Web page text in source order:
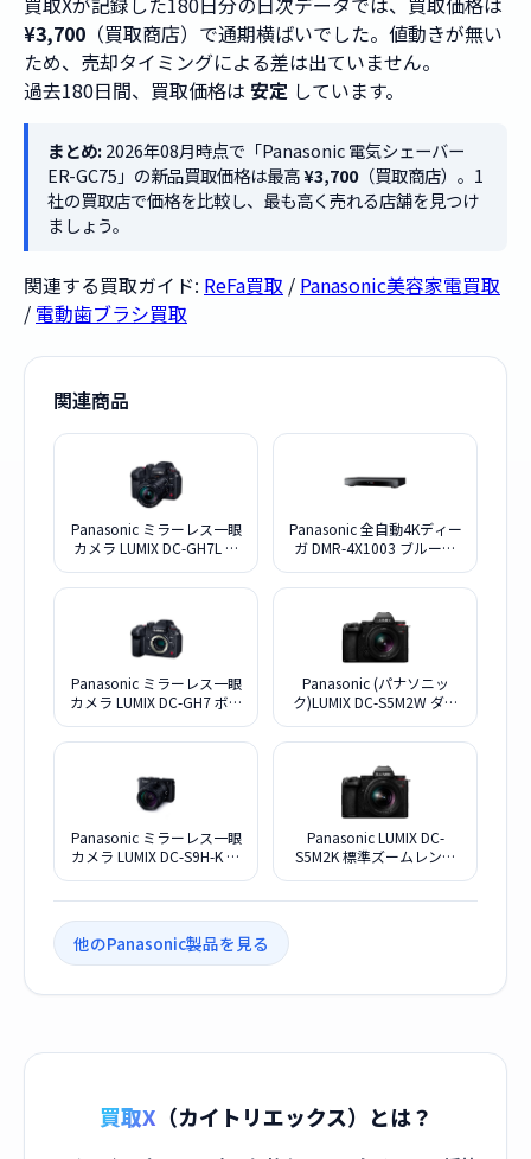
¥3,700 （買取商店）で通期横ばいでした。値動きが無い
ため、売却タイミングによる差は出ていません。
過去180日間、買取価格は 安定 しています。
まとめ:2026年08月時点で「Panasonic 電気シェーバー
ER-GC75」の新品買取価格は最高¥3,700（買取商店）。1
社の買取店で価格を比較し、最も高く売れる店舗を見つけ
ましょう。
関連する買取ガイド: ReFa買取 / Panasonic美容家電買取
/ 電動歯ブラシ買取
関連商品
Panasonic ミラーレス一眼
カメラ LUMIX DC-GH7L 標
Panasonic 全自動4Kディー
ガ DMR-4X1003 ブルーレ
10TB
Panasonic ミラーレス一眼
カメラ LUMIX DC-GH7 ボデ
Panasonic (パナソニッ
ク)LUMIX DC-S5M2W ダブ
Panasonic ミラーレス一眼
カメラ LUMIX DC-S9H-K 高
Panasonic LUMIX DC-
S5M2K 標準ズームレンズ
他のPanasonic製品を見る
買取X （カイトリエックス）とは？